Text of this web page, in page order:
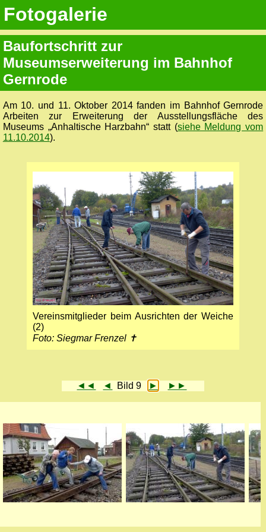
Fotogalerie
Baufortschritt zur
Museumserweiterung im Bahnhof
Gernrode
Am 10. und 11. Oktober 2014 fanden im Bahnhof Gernrode
Arbeiten zur Erweiterung der Ausstellungsfläche des
Museums „Anhaltische Harzbahn“ statt (siehe Meldung vom
11.10.2014).
Vereinsmitglieder beim Ausrichten der Weiche
(2)
Foto: Siegmar Frenzel ✝
◄◄ ◄ Bild 9 ► ►►